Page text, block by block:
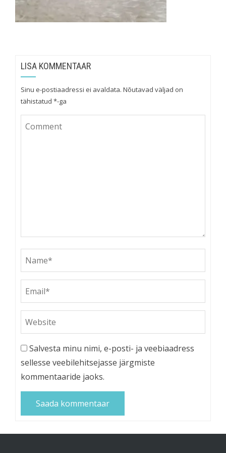
LISA KOMMENTAAR
Sinu e-postiaadressi ei avaldata. Nõutavad väljad on
tähistatud *-ga
Salvesta minu nimi, e-posti- ja veebiaadress
sellesse veebilehitsejasse järgmiste
kommentaaride jaoks.